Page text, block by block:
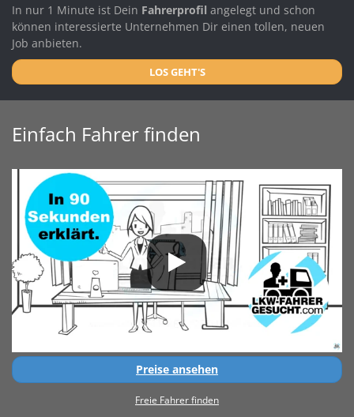
In nur 1 Minute ist Dein Fahrerprofil angelegt und schon
können interessierte Unternehmen Dir einen tollen, neuen
Job anbieten.
LOS GEHT'S
Einfach Fahrer finden
Preise ansehen
Freie Fahrer finden